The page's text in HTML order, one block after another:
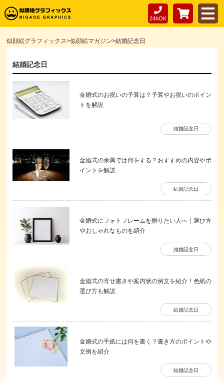
24hOK
似顔絵グラフィックス>似顔絵マガジン>結婚記念日
結婚記念日
金婚式のお祝いの予算は？予算やお祝いのポイン
トを解説
結婚記念日
金婚式の余興では何をする？おすすめの内容やポ
イントを解説
結婚記念日
金婚式にフォトフレームを贈りたい人へ｜選び方
やおしゃれなものを紹介
結婚記念日
金婚式の寄せ書きや案内状の例文を紹介！色紙の
選び方も解説
結婚記念日
金婚式の手紙には何を書く？書き方のポイントや
文例を紹介
結婚記念日